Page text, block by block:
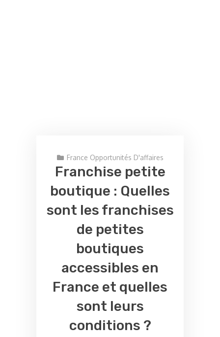
France Opportunités D'affaires
Franchise petite
boutique : Quelles
sont les franchises
de petites
boutiques
accessibles en
France et quelles
sont leurs
conditions ?